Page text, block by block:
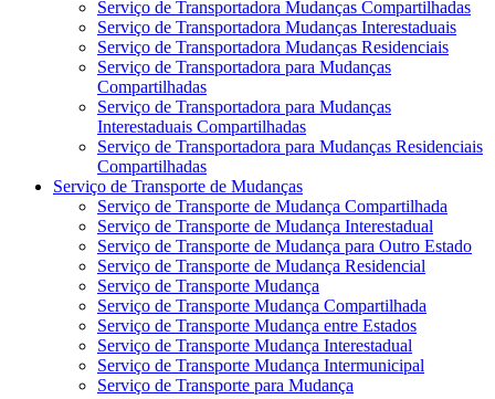
Serviço de Transportadora Mudanças Compartilhadas
Serviço de Transportadora Mudanças Interestaduais
Serviço de Transportadora Mudanças Residenciais
Serviço de Transportadora para Mudanças
Compartilhadas
Serviço de Transportadora para Mudanças
Interestaduais Compartilhadas
Serviço de Transportadora para Mudanças Residenciais
Compartilhadas
Serviço de Transporte de Mudanças
Serviço de Transporte de Mudança Compartilhada
Serviço de Transporte de Mudança Interestadual
Serviço de Transporte de Mudança para Outro Estado
Serviço de Transporte de Mudança Residencial
Serviço de Transporte Mudança
Serviço de Transporte Mudança Compartilhada
Serviço de Transporte Mudança entre Estados
Serviço de Transporte Mudança Interestadual
Serviço de Transporte Mudança Intermunicipal
Serviço de Transporte para Mudança